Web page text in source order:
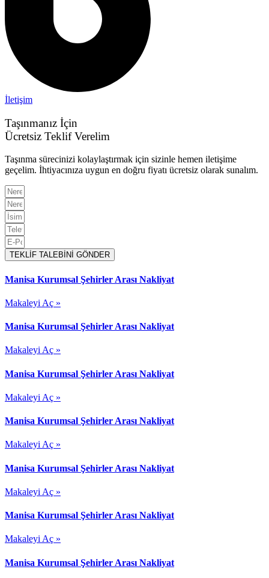
İletişim
Taşınmanız İçin
Ücretsiz Teklif Verelim
Taşınma sürecinizi kolaylaştırmak için sizinle hemen iletişime
geçelim. İhtiyacınıza uygun en doğru fiyatı ücretsiz olarak sunalım.
TEKLİF TALEBİNİ GÖNDER
Manisa Kurumsal Şehirler Arası Nakliyat
Makaleyi Aç »
Manisa Kurumsal Şehirler Arası Nakliyat
Makaleyi Aç »
Manisa Kurumsal Şehirler Arası Nakliyat
Makaleyi Aç »
Manisa Kurumsal Şehirler Arası Nakliyat
Makaleyi Aç »
Manisa Kurumsal Şehirler Arası Nakliyat
Makaleyi Aç »
Manisa Kurumsal Şehirler Arası Nakliyat
Makaleyi Aç »
Manisa Kurumsal Şehirler Arası Nakliyat